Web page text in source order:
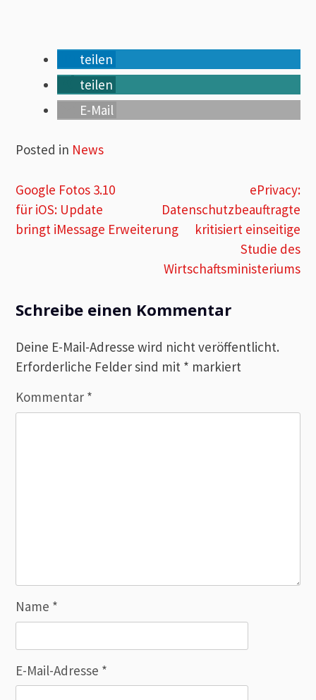
teilen
teilen
E-Mail
Posted in News
Beitragsnavigation
Google Fotos 3.10
für iOS: Update
bringt iMessage Erweiterung
ePrivacy:
Datenschutzbeauftragte
kritisiert einseitige
Studie des
Wirtschaftsministeriums
Schreibe einen Kommentar
Deine E-Mail-Adresse wird nicht veröffentlicht.
Erforderliche Felder sind mit * markiert
Kommentar *
Name *
E-Mail-Adresse *